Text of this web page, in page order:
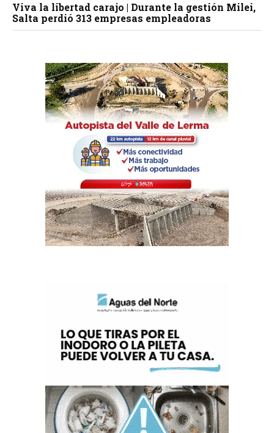
Viva la libertad carajo | Durante la gestión Milei,
Salta perdió 313 empresas empleadoras